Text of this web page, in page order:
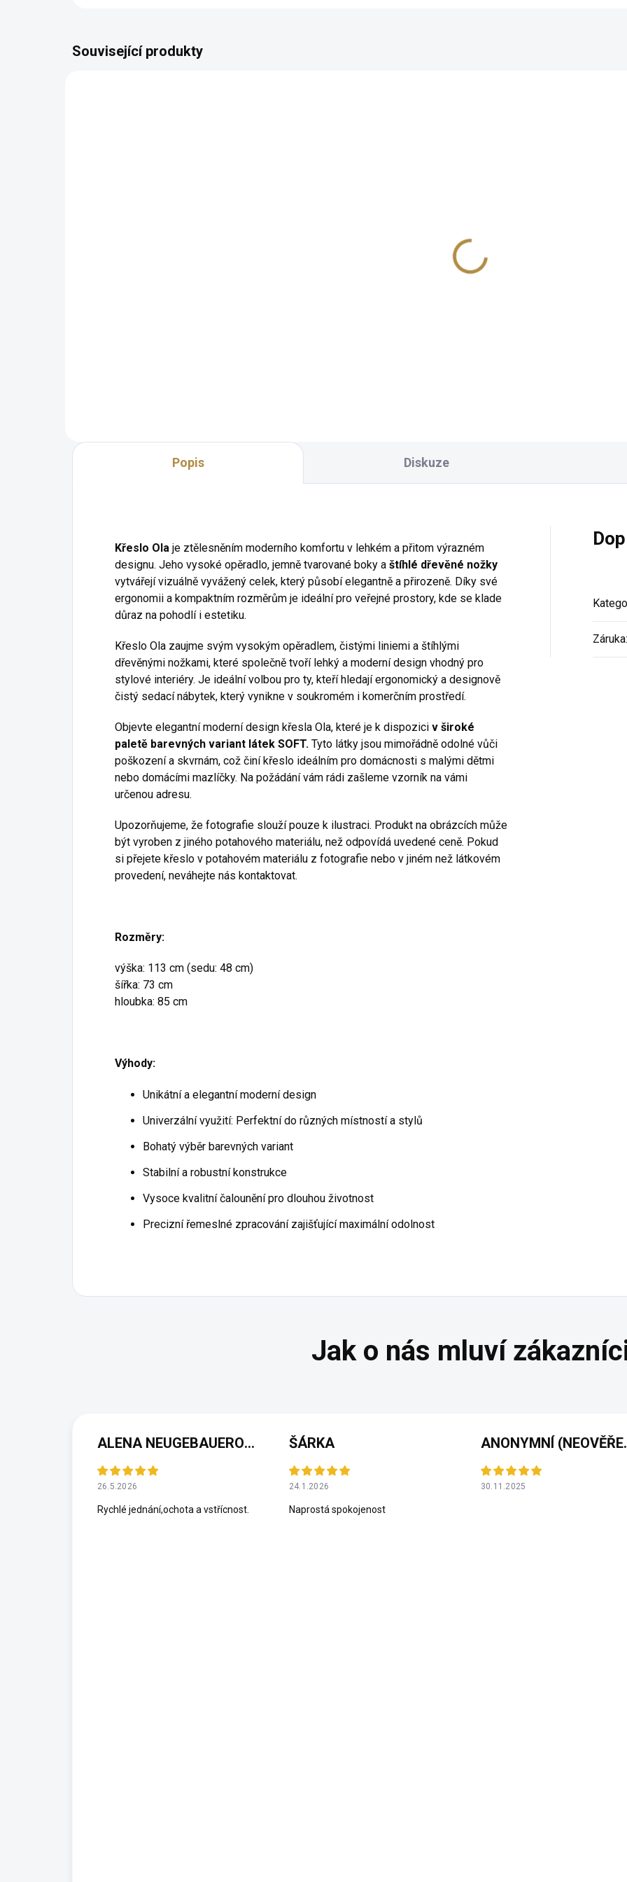
Související produkty
Popis Diskuze
Křeslo Ola je ztělesněním moderního komfortu v lehkém a přitom výrazném
designu. Jeho vysoké opěradlo, jemně tvarované boky a štíhlé dřevěné nožky
vytvářejí vizuálně vyvážený celek, který působí elegantně a přirozeně. Díky své
ergonomii a kompaktním rozměrům je ideální pro veřejné prostory, kde se klade
důraz na pohodlí i estetiku.
Křeslo Ola zaujme svým vysokým opěradlem, čistými liniemi a štíhlými
dřevěnými nožkami, které společně tvoří lehký a moderní design vhodný pro
stylové interiéry. Je ideální volbou pro ty, kteří hledají ergonomický a designově
čistý sedací nábytek, který vynikne v soukromém i komerčním prostředí.
Objevte elegantní moderní design křesla Ola, které je k dispozici v široké
paletě barevných variant látek SOFT. Tyto látky jsou mimořádně odolné vůči
poškození a skvrnám, což činí křeslo ideálním pro domácnosti s malými dětmi
nebo domácími mazlíčky. Na požádání vám rádi zašleme vzorník na vámi
určenou adresu.
Upozorňujeme, že fotografie slouží pouze k ilustraci. Produkt na obrázcích může
být vyroben z jiného potahového materiálu, než odpovídá uvedené ceně. Pokud
si přejete křeslo v potahovém materiálu z fotografie nebo v jiném než látkovém
provedení, neváhejte nás kontaktovat.
Rozměry:
výška: 113 cm (sedu: 48 cm)
šířka: 73 cm
hloubka: 85 cm
Výhody:
Unikátní a elegantní moderní design
Univerzální využití: Perfektní do různých místností a stylů
Bohatý výběr barevných variant
Stabilní a robustní konstrukce
Vysoce kvalitní čalounění pro dlouhou životnost
Precizní řemeslné zpracování zajišťující maximální odolnost
Záruka:
ALENA NEUGEBAUEROVÁ
26.5.2026
Rychlé jednání,ochota a vstřícnost.
ŠÁRKA
24.1.2026
Naprostá spokojenost
30.11.2025